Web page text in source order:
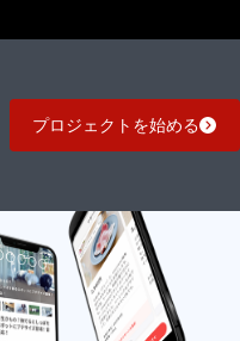
プロジェクトを始める